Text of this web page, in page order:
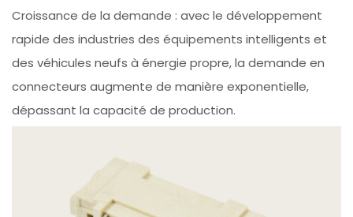
Croissance de la demande : avec le développement
rapide des industries des équipements intelligents et
des véhicules neufs à énergie propre, la demande en
connecteurs augmente de manière exponentielle,
dépassant la capacité de production.